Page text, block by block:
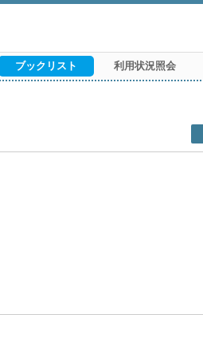
ブックリスト 利用状況照会